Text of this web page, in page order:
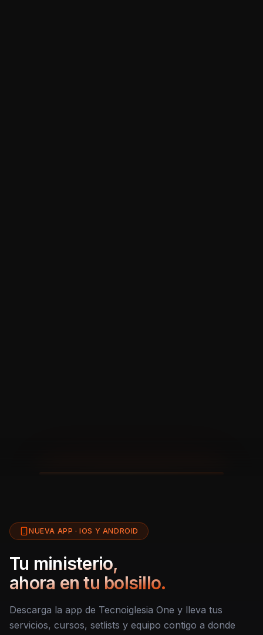
NUEVA APP · IOS Y ANDROID
Tu ministerio,
ahora en tu bolsillo.
Descarga la app de Tecnoiglesia One y lleva tus
servicios, cursos, setlists y equipo contigo a donde